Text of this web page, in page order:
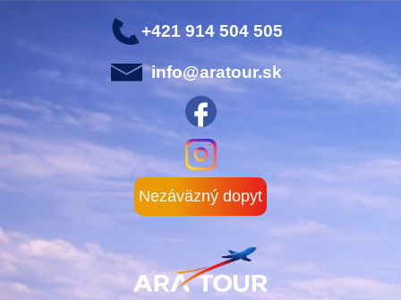
+421 914 504 505
info@aratour.sk
Nezáväzný dopyt